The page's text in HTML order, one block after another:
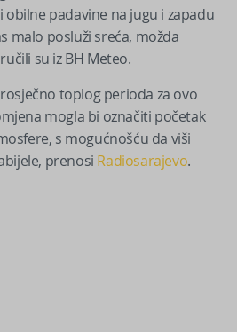
obilne padavine na jugu i zapadu
malo posluži sreća, možda
su iz BH Meteo.
toplog perioda za ovo
mogla bi označiti početak
s mogućnošću da viši
prenosi Radiosarajevo.